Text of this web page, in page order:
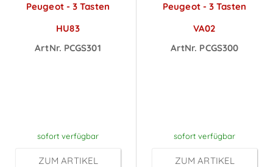
Peugeot - 3 Tasten
HU83
ArtNr. PCGS301
sofort verfügbar
ZUM ARTIKEL
Peugeot - 3 Tasten
VA02
ArtNr. PCGS300
sofort verfügbar
ZUM ARTIKEL